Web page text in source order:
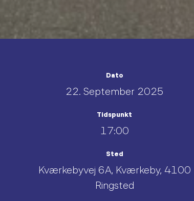
Dato
22. September 2025
Tidspunkt
17:00
Sted
Kværkebyvej 6A, Kværkeby, 4100
Ringsted